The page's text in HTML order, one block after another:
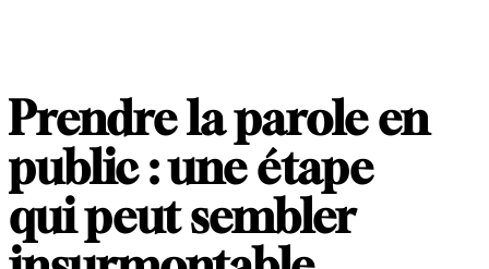
Prendre la parole en
public : une étape
qui peut sembler